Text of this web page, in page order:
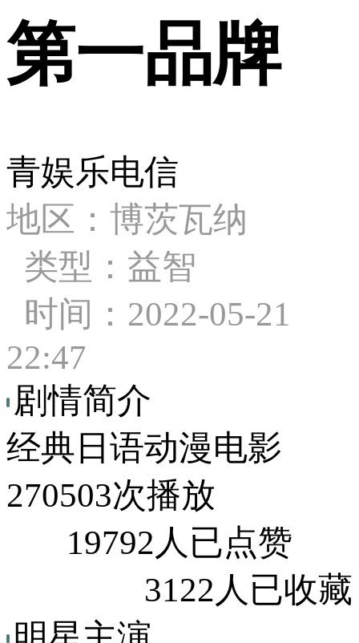
第一品牌
青娱乐电信
地区：博茨瓦纳
类型：益智
时间：2022-05-21
22:47
剧情简介
经典日语动漫电影
270503次播放
19792人已点赞
3122人已收藏